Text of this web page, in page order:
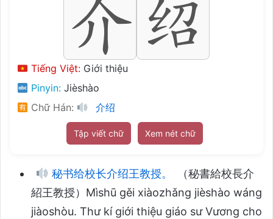
Tiếng Việt: Giới thiệu
Pinyin: Jièshào
Chữ Hán:
介绍
Tập viết chữ Xem nét chữ
秘书给校长介绍王教授。
（秘書給校長介
紹王教授）Mìshū gěi xiàozhǎng jièshào wáng
jiàoshòu. Thư kí giới thiệu giáo sư Vương cho